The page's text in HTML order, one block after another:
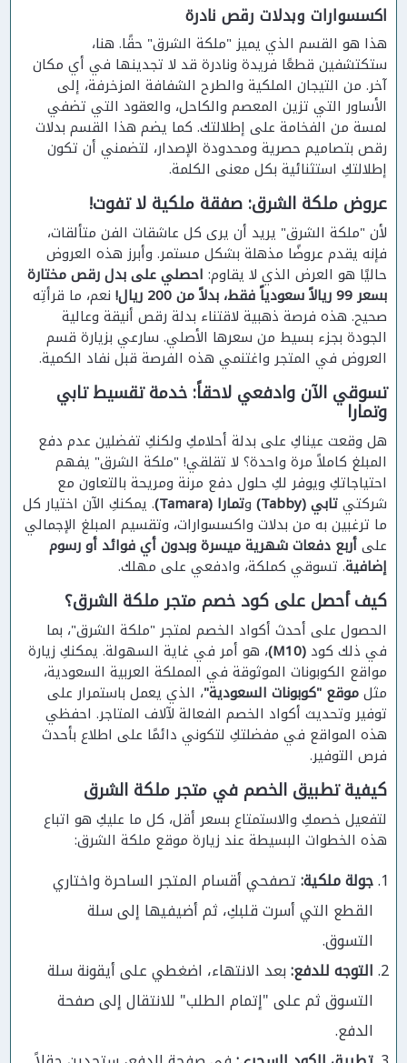
اكسسوارات وبدلات رقص نادرة
هذا هو القسم الذي يميز "ملكة الشرق" حقًا. هنا،
ستكتشفين قطعًا فريدة ونادرة قد لا تجدينها في أي مكان
آخر. من التيجان الملكية والطرح الشفافة المزخرفة، إلى
الأساور التي تزين المعصم والكاحل، والعقود التي تضفي
لمسة من الفخامة على إطلالتك. كما يضم هذا القسم بدلات
رقص بتصاميم حصرية ومحدودة الإصدار، لتضمني أن تكون
إطلالتكِ استثنائية بكل معنى الكلمة.
عروض ملكة الشرق: صفقة ملكية لا تفوت!
لأن "ملكة الشرق" يريد أن يرى كل عاشقات الفن متألقات،
فإنه يقدم عروضًا مذهلة بشكل مستمر. وأبرز هذه العروض
حاليًا هو العرض الذي لا يقاوم: احصلي على بدل رقص مختارة
بسعر 99 ريالاً سعودياً فقط، بدلاً من 200 ريال!
نعم، ما قرأتِه
صحيح. هذه فرصة ذهبية لاقتناء بدلة رقص أنيقة وعالية
الجودة بجزء بسيط من سعرها الأصلي. سارعي بزيارة قسم
العروض في المتجر واغتنمي هذه الفرصة قبل نفاد الكمية.
تسوقي الآن وادفعي لاحقاً: خدمة تقسيط تابي
وتمارا
هل وقعت عيناكِ على بدلة أحلامكِ ولكنكِ تفضلين عدم دفع
المبلغ كاملاً مرة واحدة؟ لا تقلقي! "ملكة الشرق" يفهم
احتياجاتكِ ويوفر لكِ حلول دفع مرنة ومريحة بالتعاون مع
شركتيتابي (Tabby) وتمارا (Tamara)
. يمكنكِ الآن اختيار كل
ما ترغبين به من بدلات واكسسوارات، وتقسيم المبلغ الإجمالي
علىأربع دفعات شهرية ميسرة وبدون أي فوائد أو رسوم
إضافية. تسوقي كملكة، وادفعي على مهلك.
كيف أحصل على كود خصم متجر ملكة الشرق؟
الحصول على أحدث أكواد الخصم لمتجر "ملكة الشرق"، بما
في ذلك كود(M10)
، هو أمر في غاية السهولة. يمكنكِ زيارة
مواقع الكوبونات الموثوقة في المملكة العربية السعودية،
مثلموقع "كوبونات السعودية"، الذي يعمل باستمرار على
توفير وتحديث أكواد الخصم الفعالة لآلاف المتاجر. احفظي
هذه المواقع في مفضلتكِ لتكوني دائمًا على اطلاع بأحدث
فرص التوفير.
كيفية تطبيق الخصم في متجر ملكة الشرق
لتفعيل خصمكِ والاستمتاع بسعر أقل، كل ما عليكِ هو اتباع
هذه الخطوات البسيطة عند زيارة موقع ملكة الشرق:
جولة ملكية:تصفحي أقسام المتجر الساحرة واختاري
القطع التي أسرت قلبكِ، ثم أضيفيها إلى سلة
التسوق.
التوجه للدفع:بعد الانتهاء، اضغطي على أيقونة سلة
التسوق ثم على "إتمام الطلب" للانتقال إلى صفحة
الدفع.